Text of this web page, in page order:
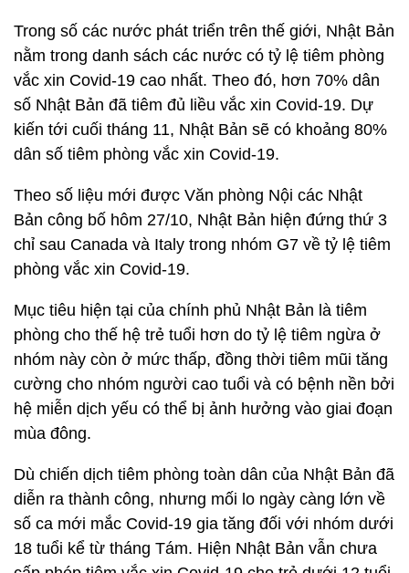
Trong số các nước phát triển trên thế giới, Nhật Bản
nằm trong danh sách các nước có tỷ lệ tiêm phòng
vắc xin Covid-19 cao nhất. Theo đó, hơn 70% dân
số Nhật Bản đã tiêm đủ liều vắc xin Covid-19. Dự
kiến tới cuối tháng 11, Nhật Bản sẽ có khoảng 80%
dân số tiêm phòng vắc xin Covid-19.
Theo số liệu mới được Văn phòng Nội các Nhật
Bản công bố hôm 27/10, Nhật Bản hiện đứng thứ 3
chỉ sau Canada và Italy trong nhóm G7 về tỷ lệ tiêm
phòng vắc xin Covid-19.
Mục tiêu hiện tại của chính phủ Nhật Bản là tiêm
phòng cho thế hệ trẻ tuổi hơn do tỷ lệ tiêm ngừa ở
nhóm này còn ở mức thấp, đồng thời tiêm mũi tăng
cường cho nhóm người cao tuổi và có bệnh nền bởi
hệ miễn dịch yếu có thể bị ảnh hưởng vào giai đoạn
mùa đông.
Dù chiến dịch tiêm phòng toàn dân của Nhật Bản đã
diễn ra thành công, nhưng mối lo ngày càng lớn về
số ca mới mắc Covid-19 gia tăng đối với nhóm dưới
18 tuổi kể từ tháng Tám. Hiện Nhật Bản vẫn chưa